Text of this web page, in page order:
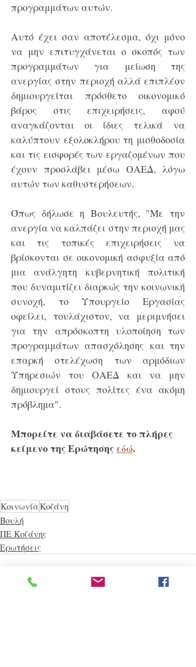
προγραμμάτων αυτών.
Αυτό έχει σαν αποτέλεσμα, όχι μόνο
να μην επιτυγχάνεται ο σκοπός των
προγραμμάτων για μείωση της
ανεργίας στην περιοχή αλλά επιπλέον
δημιουργείται πρόσθετο οικονομικό
βάρος στις επιχειρήσεις, αφού
αναγκάζονται οι ίδιες τελικά να
καλύπτουν εξολοκλήρου τη μισθοδοσία
και τις εισφορές των εργαζομένων που
έχουν προσλάβει μέσω ΟΑΕΔ, λόγω
αυτών των καθυστερήσεων.
Όπως δήλωσε η Βουλευτής, "Με την
ανεργία να καλπάζει στην περιοχή μας
και τις τοπικές επιχειρήσεις να
βρίσκονται σε οικονομική ασφυξία από
μια ανάλγητη κυβερνητική πολιτική
που δυναμιτίζει διαρκώς την κοινωνική
συνοχή, το Υπουργείο Εργασίας
οφείλει, τουλάχιστον, να μεριμνήσει
για την απρόσκοπτη υλοποίηση των
προγραμμάτων απασχόλησης και την
επαρκή στελέχωση των αρμόδιων
Υπηρεσιών του ΟΑΕΔ και να μην
δημιουργεί στους πολίτες ένα ακόμη
πρόβλημα".
Μπορείτε να διαβάσετε το πλήρες
κείμενο της Ερώτησης εδώ.
ΚοινωνίαΚοζάνη
Βουλή
ΠΕ Κοζάνης
Ερωτήσεις